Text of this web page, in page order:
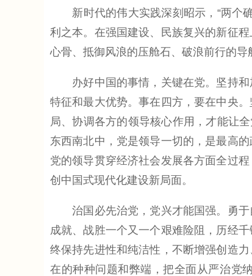
新时代的伟大实践深刻昭示，“两个确
利之本。在强国建设、民族复兴的新征
心骨、抵御风浪的压舱石、破浪前行的导
办好中国的事情，关键在党。坚持和
特征和最大优势。事在四方，要在中央
局、协调各方的领导核心作用，才能让
东西南北中，党是领导一切的，是最高
党的领导贯穿经济社会发展各方面全过
创中国式现代化建设新局面。
治国必先治党，党兴才能国强。勇于
成就、战胜一个又一个艰难险阻，历经
终保持先进性和纯洁性，不断增强创造
在的种种问题和弊端，把全面从严治党